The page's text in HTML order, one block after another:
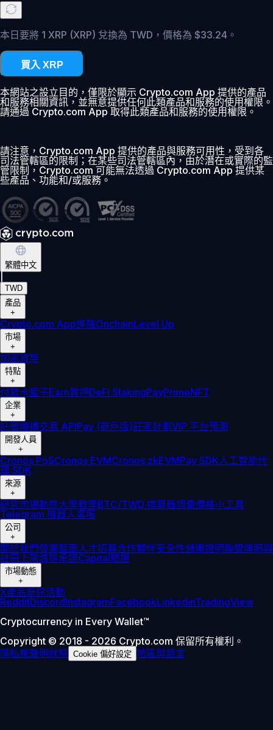
本日要將 1 XRP (XRP) 兌換為 TWD，價格為 $33.24。
買入 XRP
本網站之設立目的，僅限於顯示 Crypto.com App 提供的產品
和服務相關資訊，並無意提供任何此類產品和服務的使用權限。
請通過 Crypto.com App 取得此類產品和服務的使用權限。
請注意，Crypto.com App 提供的產品與服務可用性，受到各
司法管轄區的限制；在某些司法管轄區內，由於潛在或實際的監
管限制，Crypto.com 可能無法透過 Crypto.com App 提供某
些產品、功能和/或服務。
繁體中文
TWD
產品
+
Crypto.com App進階OnchainLevel Up
市場
+
加密貨幣
特點
+
付款卡籃子Earn質押DeFi StakingPayPrimeNFT
企業
+
託管機構交易 APIPay (商戶版)莊家計劃VIP 平台預測
開發人員
+
Cronos PoSCronos EVMCronos zkEVMPay SDK人工智能代
理 SDK
來源
+
研究市場動態大學教學BTC/TWD 換算器詞彙價格小工具
Telegram 機器人客服
公司
+
關於我們發展藍圖人才招募合作夥伴安全性儲備證明聯盟牌照與
註冊 上架減排承諾Capital驗證
市場動態
+
X產品新訊活動
RedditDiscordInstagramFacebookLinkedinTradingView
Cryptocurrency in Every Wallet™
Copyright © 2018 - 2026 Crypto.com 保留所有權利。
隱私權聲明狀態 Cookie 偏好設定 地區與語言